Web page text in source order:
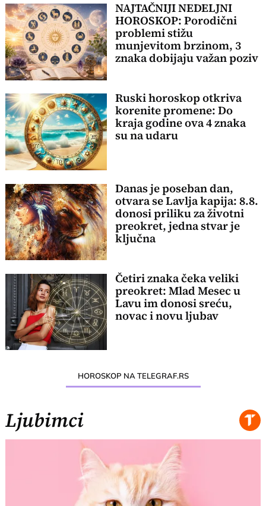
NAJTAČNIJI NEDELJNI
HOROSKOP: Porodični
problemi stižu
munjevitom brzinom, 3
znaka dobijaju važan poziv
Ruski horoskop otkriva
korenite promene: Do
kraja godine ova 4 znaka
su na udaru
Danas je poseban dan,
otvara se Lavlja kapija: 8.8.
donosi priliku za životni
preokret, jedna stvar je
ključna
Četiri znaka čeka veliki
preokret: Mlad Mesec u
Lavu im donosi sreću,
novac i novu ljubav
HOROSKOP NA TELEGRAF.RS
Ljubimci